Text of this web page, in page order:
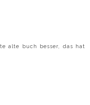
alte buch besser, das hat